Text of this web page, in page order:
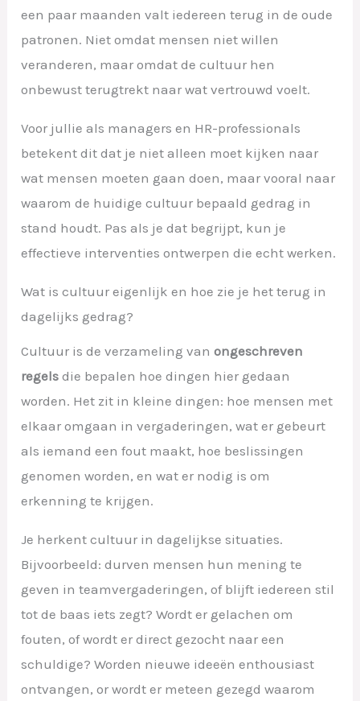
een paar maanden valt iedereen terug in de oude
patronen. Niet omdat mensen niet willen
veranderen, maar omdat de cultuur hen
onbewust terugtrekt naar wat vertrouwd voelt.
Voor jullie als managers en HR-professionals
betekent dit dat je niet alleen moet kijken naar
wat mensen moeten gaan doen, maar vooral naar
waarom de huidige cultuur bepaald gedrag in
stand houdt. Pas als je dat begrijpt, kun je
effectieve interventies ontwerpen die echt werken.
Wat is cultuur eigenlijk en hoe zie je het terug in
dagelijks gedrag?
Cultuur is de verzameling vanongeschreven
regels die bepalen hoe dingen hier gedaan
worden. Het zit in kleine dingen: hoe mensen met
elkaar omgaan in vergaderingen, wat er gebeurt
als iemand een fout maakt, hoe beslissingen
genomen worden, en wat er nodig is om
erkenning te krijgen.
Je herkent cultuur in dagelijkse situaties.
Bijvoorbeeld: durven mensen hun mening te
geven in teamvergaderingen, of blijft iedereen stil
tot de baas iets zegt? Wordt er gelachen om
fouten, of wordt er direct gezocht naar een
schuldige? Worden nieuwe ideeën enthousiast
ontvangen, or wordt er meteen gezegd waarom